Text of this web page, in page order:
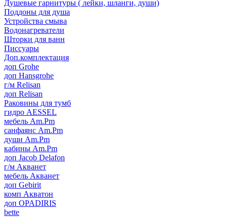
Душевые гарнитуры ( лейки, шланги, души)
Поддоны для душа
Устройства смыва
Водонагреватели
Шторки для ванн
Писсуары
Доп.комплектация
доп Grohe
доп Hansgrohe
г/м Relisan
доп Relisan
Раковины для тумб
гидро AESSEL
мебель Am.Pm
санфаянс Am.Pm
души Am.Pm
кабины Am.Pm
доп Jacob Delafon
г/м Акванет
мебель Акванет
доп Gebirit
комп Акватон
доп OPADIRIS
bette